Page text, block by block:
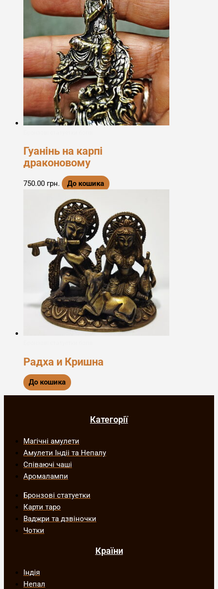
Гуанінь на карпі
драконовому
750.00 грн. До кошика
Радха и Кришна
До кошика
Категорії
Магічні амулети
Амулети Індіі та Непалу
Співаючі чаші
Аромалампи
Бронзові статуетки
Карти таро
Ваджри та дзвіночки
Чотки
Країни
Індія
Непал